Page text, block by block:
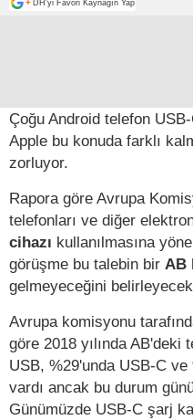
+ DH'yi Favori Kaynağın Yap
Çoğu Android telefon
Apple bu konuda farklı
zorluyor.
Rapora göre Avrupa
telefonları ve diğer
cihazı kullanılmasına
görüşme bu talebin bir AB
gelmeyeceğini
Avrupa komisyonu
göre 2018 yılında AB'deki
USB, %29'unda USB-C
vardı ancak bu durum
Günümüzde USB-C şarj